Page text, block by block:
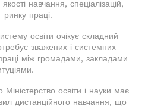
навчання, спеціалізацій,
ринку праці.
освіти очікує складний
зважених і системних
між громадами, закладами
освіти і науки має
дистанційного навчання, що